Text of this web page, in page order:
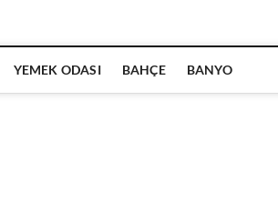
YEMEK ODASI BAHÇE BANYO